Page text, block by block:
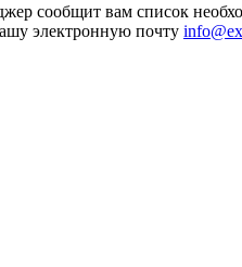
сообщит вам список
электронную почту